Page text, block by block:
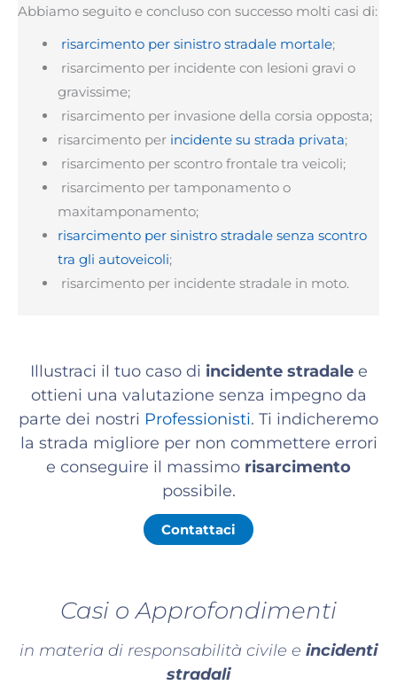
Abbiamo seguito e concluso con successo molti casi di:
risarcimento per sinistro stradale mortale;
risarcimento per incidente con lesioni gravi o
gravissime;
risarcimento per invasione della corsia opposta;
risarcimento per incidente su strada privata;
risarcimento per scontro frontale tra veicoli;
risarcimento per tamponamento o
maxitamponamento;
risarcimento per sinistro stradale senza scontro
tra gli autoveicoli;
risarcimento per incidente stradale in moto.
Illustraci il tuo caso di incidente stradalee
ottieni una valutazione senza impegno da
parte dei nostri Professionisti. Ti indicheremo
la strada migliore per non commettere errori
e conseguire il massimo risarcimento
possibile.
Contattaci
Casi o Approfondimenti
in materia di responsabilità civile e incidenti
stradali